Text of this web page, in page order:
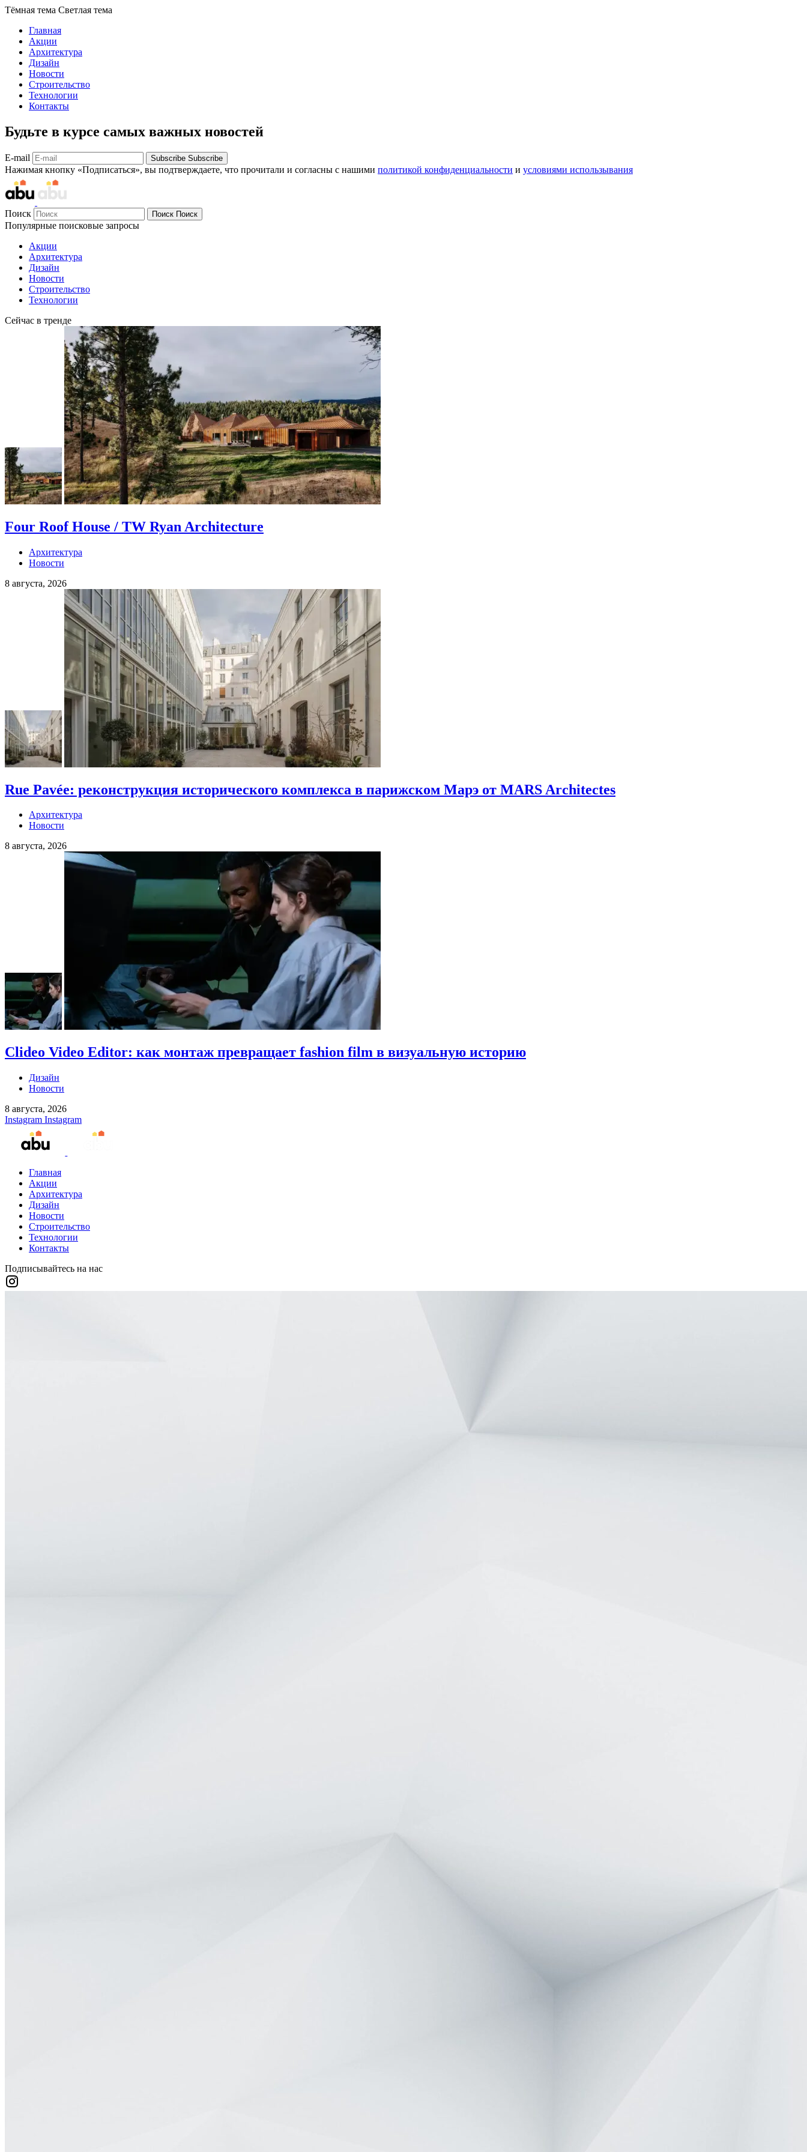
Тёмная тема Светлая тема
Главная
Акции
Архитектура
Дизайн
Новости
Строительство
Технологии
Контакты
Будьте в курсе самых важных новостей
E-mail Subscribe Subscribe
Нажимая кнопку «Подписаться», вы подтверждаете, что прочитали и согласны с нашими политикой конфиденциальности и условиями использывания
Поиск Поиск Поиск
Популярные поисковые запросы
Акции
Архитектура
Дизайн
Новости
Строительство
Технологии
Сейчас в тренде
Four Roof House / TW Ryan Architecture
Архитектура
Новости
8 августа, 2026
Rue Pavée: реконструкция исторического комплекса в парижском Марэ от MARS Architectes
Архитектура
Новости
8 августа, 2026
Clideo Video Editor: как монтаж превращает fashion film в визуальную историю
Дизайн
Новости
8 августа, 2026
Instagram Instagram
Главная
Акции
Архитектура
Дизайн
Новости
Строительство
Технологии
Контакты
Подписывайтесь на нас